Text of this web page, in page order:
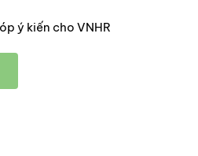
ý kiến cho VNHR